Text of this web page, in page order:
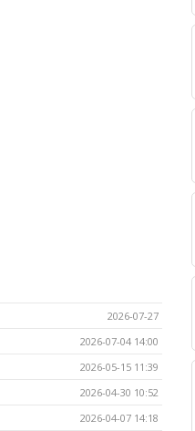
2026-07-27
2026-07-04 14:00
2026-05-15 11:39
2026-04-30 10:52
2026-04-07 14:18